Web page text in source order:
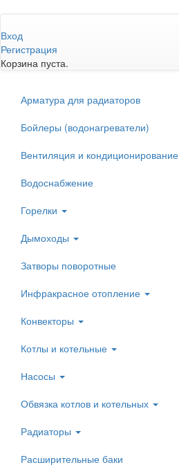
к
основному
содержанию
Вход
Регистрация
Корзина пуста.
Арматура для радиаторов
Бойлеры (водонагреватели)
Вентиляция и кондиционирование
Водоснабжение
Горелки
Дымоходы
Затворы поворотные
Инфракрасное отопление
Конвекторы
Котлы и котельные
Насосы
Обвязка котлов и котельных
Радиаторы
Расширительные баки